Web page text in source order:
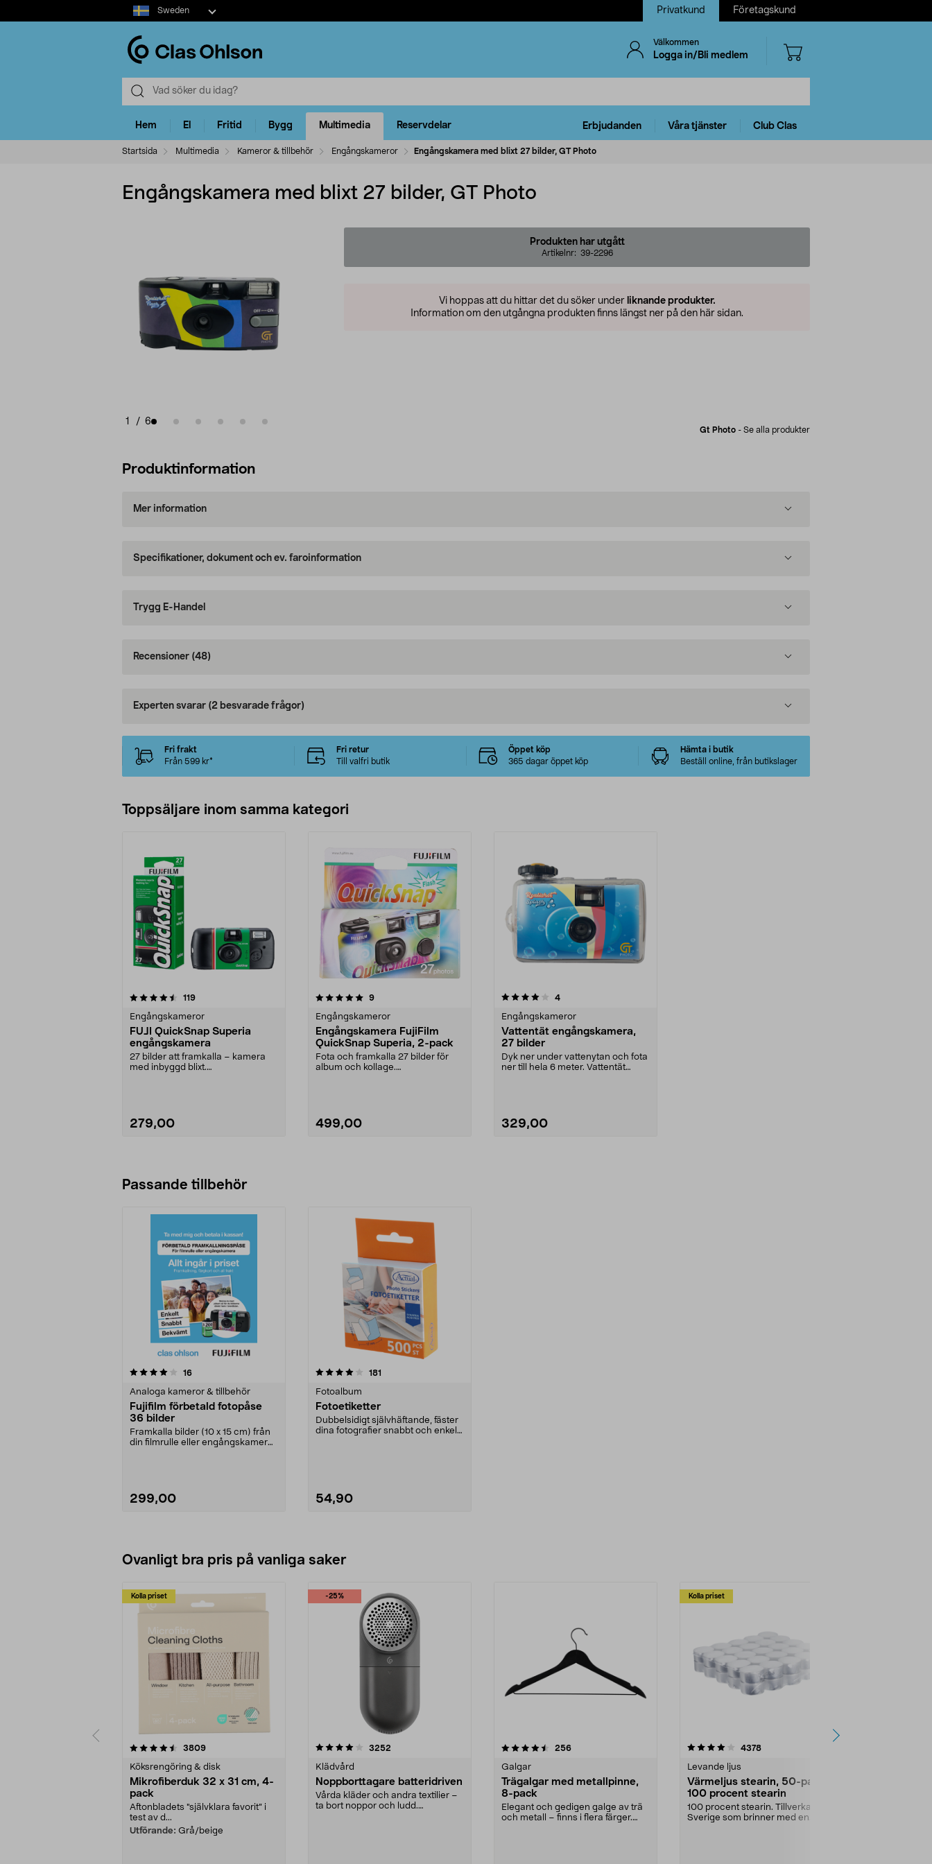
Select
market
Sweden Privatkund Företagskund
Välkommen
Logga in/Bli medlem
Hem El Fritid Bygg Multimedia Reservdelar Erbjudanden Våra tjänster Club Clas
Startsida Multimedia Kameror & tillbehör Engångskameror Engångskamera med blixt 27 bilder, GT Photo
Engångskamera med blixt 27 bilder, GT Photo
1 / 6
Produkten har utgått
Artikelnr: 39-2296
Vi hoppas att du hittar det du söker under liknande produkter.
Information om den utgångna produkten finns längst ner på den här sidan.
Gt Photo - Se alla produkter
Produktinformation
Mer information
Specifikationer, dokument och ev. faroinformation
Trygg E-Handel
Recensioner (48)
Experten svarar (2 besvarade frågor)
Fri frakt
Från 599 kr*
Fri retur
Till valfri butik
Öppet köp
365 dagar öppet köp
Hämta i butik
Beställ online, från butikslager
Toppsäljare inom samma kategori
119recensioner
Engångskameror
FUJI QuickSnap Superia
engångskamera
27 bilder att framkalla – kamera
med inbyggd blixt.
279,00
5.0 av 5 stjärnor 9recensioner
Engångskameror
Engångskamera FujiFilm
QuickSnap Superia, 2-pack
Fota och framkalla 27 bilder för
album och kollage.
499,00
4.0 av 5 stjärnor 4recensioner
Engångskameror
Vattentät engångskamera,
27 bilder
Dyk ner under vattenytan och fota
ner till hela 6 meter. Vattentät
329,00
Passande tillbehör
16recensioner
Analoga kameror & tillbehör
Fujifilm förbetald fotopåse
36 bilder
Framkalla bilder (10 x 15 cm) från
din filmrulle eller engångskamera.
299,00
4.0av 5 stjärnor 181
Fotoalbum
Fotoetiketter
Dubbelsidigt självhäftande, fäster
dina fotografier snabbt och enkelt.
54,90
Ovanligt bra pris på vanliga saker
Kolla priset
3809recensioner
Köksrengöring & disk
Mikrofiberduk 32 x 31 cm, 4-
pack
Aftonbladets "självklara favorit” i
test av d...
Utförande: Grå/beige
-25%
4.0av 5 stjärnor 3252
Klädvård
Noppborttagare batteridriven
Vårda kläder och andra textilier –
ta bort noppor och ludd.
4.5av 5 stjärnor 256recensioner
Galgar
Trägalgar med metallpinne,
8-pack
Elegant och gedigen galge av trä
och metall – finns i flera färger.
Kolla priset
4.0av 5 stjärnor 4378recensioner
Levande ljus
Värmeljus stearin, 50-pack,
100 procent stearin
100 procent stearin. Tillverkade i
Sverige som brinner med en
4.5av 5 stjärnor